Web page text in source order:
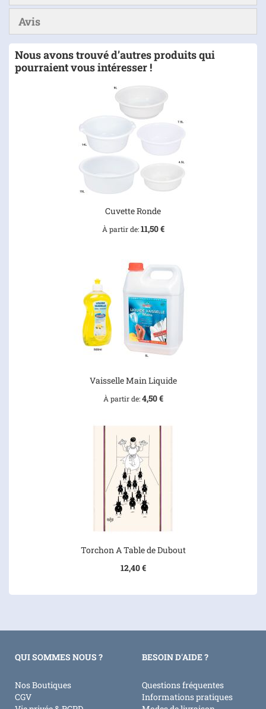
Avis
Nous avons trouvé d’autres produits qui
pourraient vous intéresser !
Cuvette Ronde
À partir de 11,50 €
Vaisselle Main Liquide
À partir de 4,50 €
Torchon A Table de Dubout
12,40 €
QUI SOMMES NOUS ?
Nos Boutiques
CGV
BESOIN D'AIDE ?
Questions fréquentes
Informations pratiques